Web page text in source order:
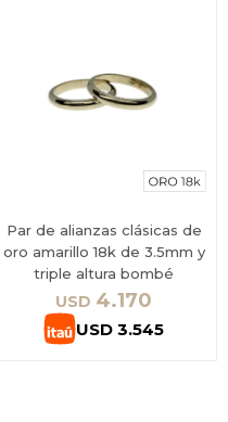
Par de alianzas clásicas de
oro amarillo 18k de 3.5mm y
triple altura bombé
USD 4.170
USD 3.545